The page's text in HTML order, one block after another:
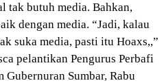
tak butuh media. Bahkan,
dengan media. “Jadi, kalau
suka media, pasti itu Hoaxs,,”
pelantikan Pengurus Perbafi
Sumbar, Rabu